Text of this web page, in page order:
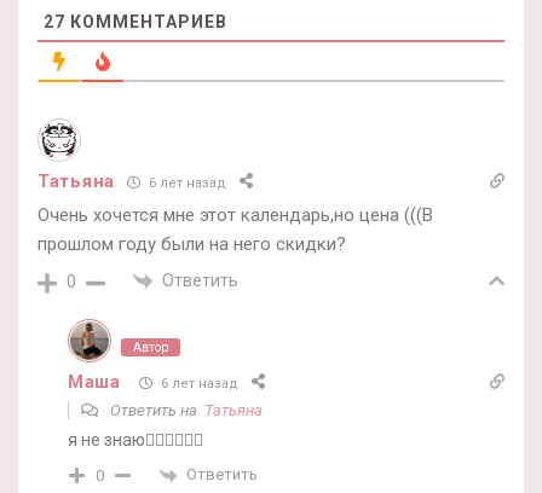
27 КОММЕНТАРИЕВ
Татьяна 6 лет назад
Очень хочется мне этот календарь,но цена (((В
прошлом году были на него скидки?
0 Ответить
Автор
Маша 6 лет назад
Ответить на Татьяна
я не знаю🤷‍♀️🤷‍♀️🤷‍♀️
0 Ответить